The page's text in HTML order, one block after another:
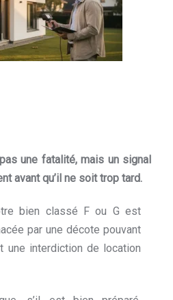
une fatalité, mais un signal
avant qu’il ne soit trop tard.
bien classé F ou G est
par une décote pouvant
une interdiction de location